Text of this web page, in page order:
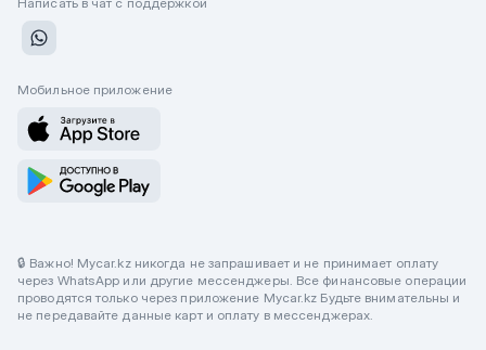
Мобильное приложение
🔒 Важно! Mycar.kz никогда не запрашивает и не принимает оплату
через WhatsApp или другие мессенджеры. Все финансовые операции
проводятся только через приложение Mycar.kz Будьте внимательны и
не передавайте данные карт и оплату в мессенджерах.